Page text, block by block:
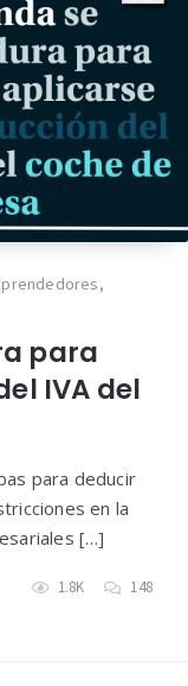
,
para
IVA del
para deducir
en la
[…]
1.8K 148